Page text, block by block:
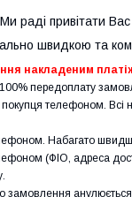
Ми раді привітати
швидкою та
накладеним
передоплату
телефоном. Всі
Набагато
(ФІО, адреса
замовлення анулюється.